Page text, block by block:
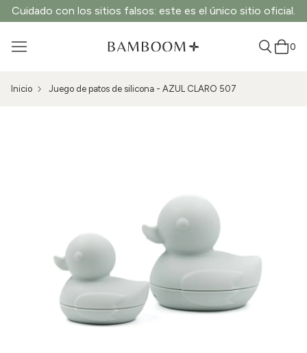
Cuidado con los sitios falsos: este es el único sitio oficial.
0
Inicio Juego de patos de silicona - AZUL CLARO 507